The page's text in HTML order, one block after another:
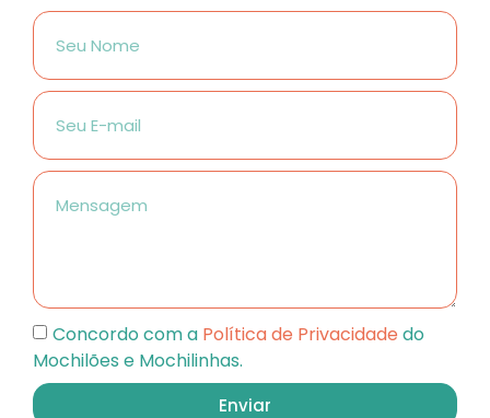
Concordo com a Política de Privacidade do
Mochilões e Mochilinhas.
Enviar